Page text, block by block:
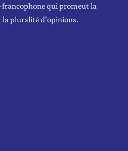
francophone qui promeut la
pluralité d'opinions.